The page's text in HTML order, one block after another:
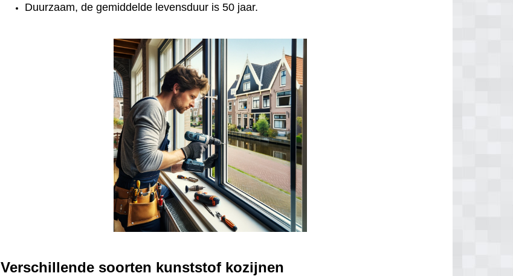
Duurzaam, de gemiddelde levensduur is 50 jaar.
Verschillende soorten kunststof kozijnen